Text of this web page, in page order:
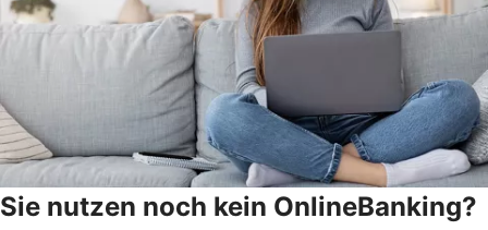
Sie nutzen noch kein OnlineBanking?